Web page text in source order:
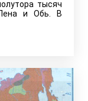
тысяч
и Обь. В